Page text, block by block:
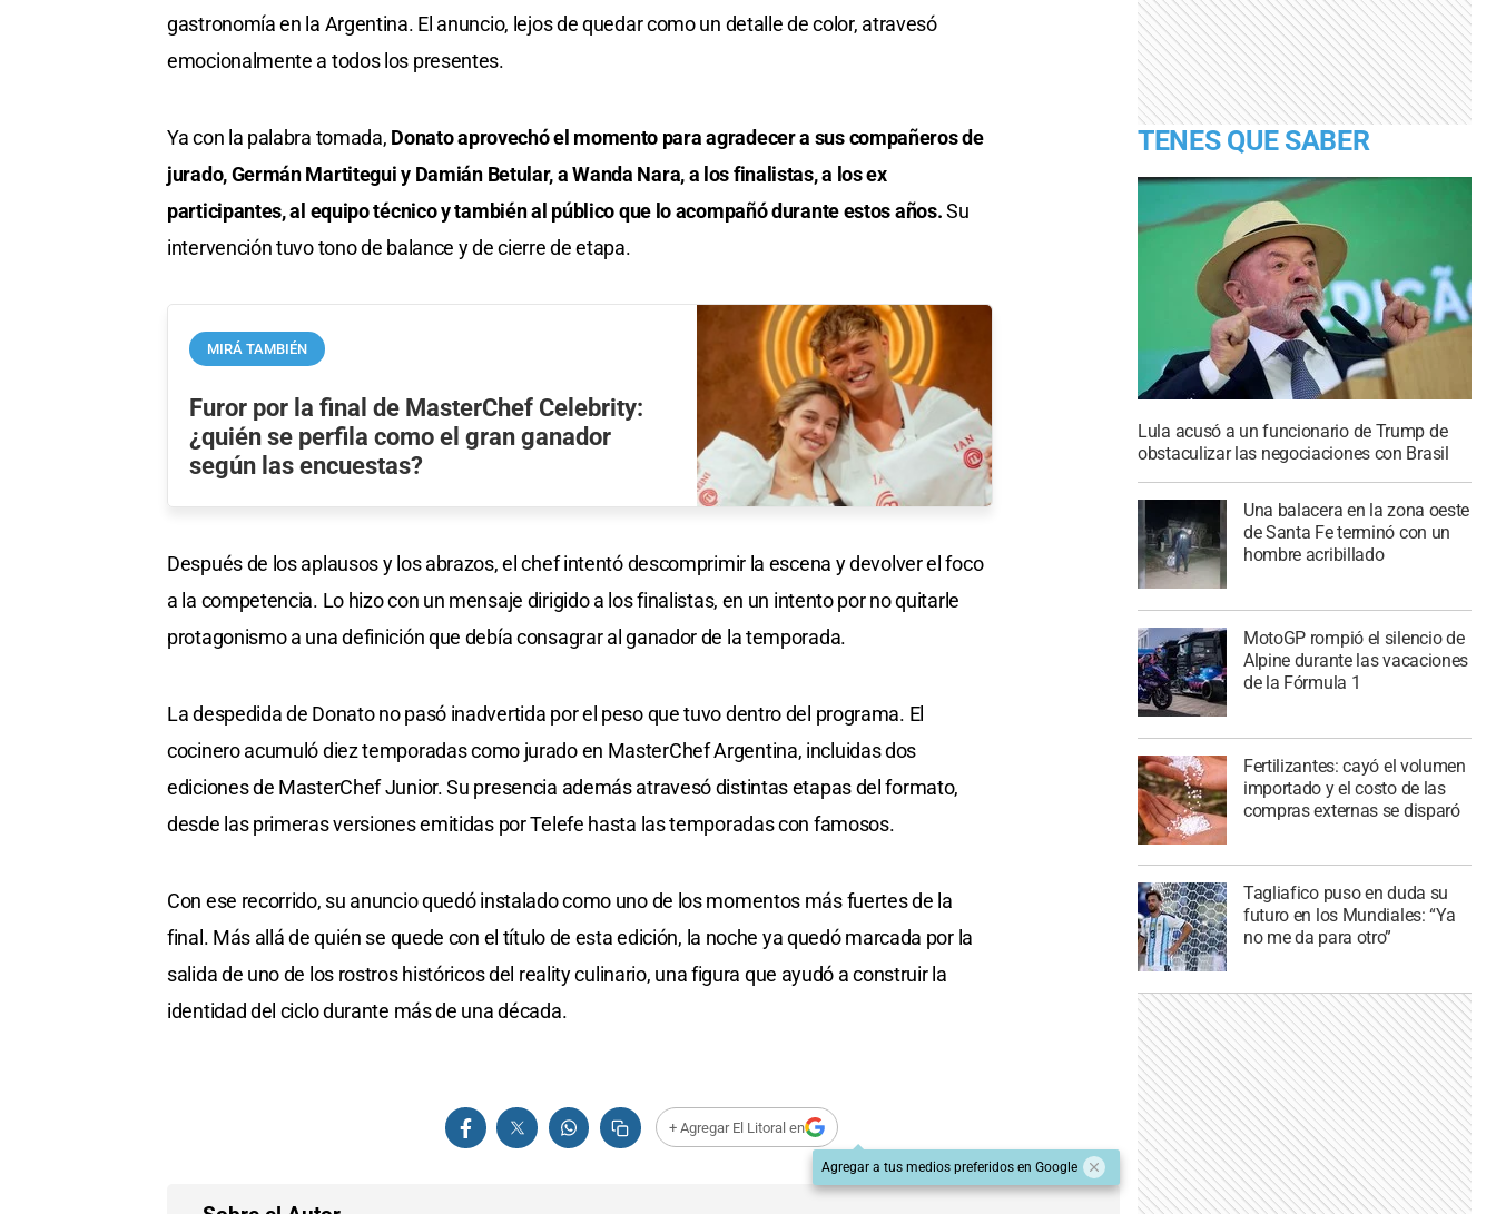
gastronomía en la Argentina. El anuncio, lejos de quedar como un detalle de color, atravesó
emocionalmente a todos los presentes.
Ya con la palabra tomada, Donato aprovechó el momento para agradecer a sus compañeros de
jurado, Germán Martitegui y Damián Betular, a Wanda Nara, a los finalistas, a los ex
participantes, al equipo técnico y también al público que lo acompañó durante estos años.Su
intervención tuvo tono de balance y de cierre de etapa.
MIRÁ TAMBIÉN
Furor por la final de MasterChef Celebrity:
¿quién se perfila como el gran ganador
según las encuestas?
Después de los aplausos y los abrazos, el chef intentó descomprimir la escena y devolver el foco
a la competencia. Lo hizo con un mensaje dirigido a los finalistas, en un intento por no quitarle
protagonismo a una definición que debía consagrar al ganador de la temporada.
La despedida de Donato no pasó inadvertida por el peso que tuvo dentro del programa. El
cocinero acumuló diez temporadas como jurado en MasterChef Argentina, incluidas dos
ediciones de MasterChef Junior. Su presencia además atravesó distintas etapas del formato,
desde las primeras versiones emitidas por Telefe hasta las temporadas con famosos.
Con ese recorrido, su anuncio quedó instalado como uno de los momentos más fuertes de la
final. Más allá de quién se quede con el título de esta edición, la noche ya quedó marcada por la
salida de uno de los rostros históricos del reality culinario, una figura que ayudó a construir la
identidad del ciclo durante más de una década.
+ Agregar El Litoral en
Agregar a tus medios preferidos en Google
TENES QUE SABER
Lula acusó a un funcionario de Trump de
obstaculizar las negociaciones con Brasil
Una balacera en la zona oeste
de Santa Fe terminó con un
hombre acribillado
MotoGP rompió el silencio de
Alpine durante las vacaciones
de la Fórmula 1
Fertilizantes: cayó el volumen
importado y el costo de las
compras externas se disparó
Tagliafico puso en duda su
futuro en los Mundiales: “Ya
no me da para otro”